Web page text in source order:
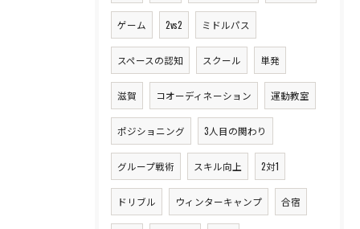
ゲーム 2vs2 ミドルパス
スペースの認知 スクール 単発
滋賀 コオーディネーション 運動教室
ポジショニング 3人目の関わり
グループ戦術 スキル向上 2対1
ドリブル ウィンターキャンプ 合宿